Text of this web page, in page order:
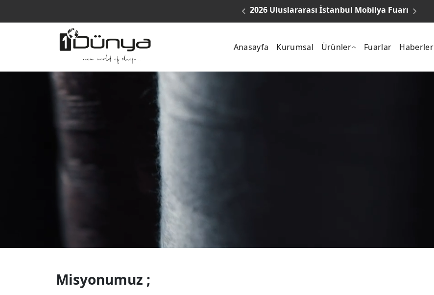
2026 Uluslararası İstanbul Mobilya Fuarı
Anasayfa Kurumsal Ürünler Fuarlar Haberler
Misyonumuz ;